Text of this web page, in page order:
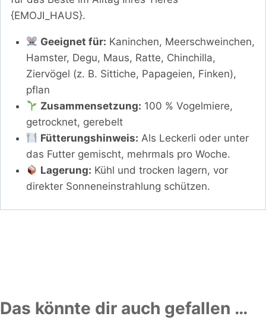
{EMOJI_HAUS}.
Geeignet für: Kaninchen, Meerschweinchen,
Hamster, Degu, Maus, Ratte, Chinchilla,
Ziervögel (z. B. Sittiche, Papageien, Finken),
pflan
Zusammensetzung: 100 % Vogelmiere,
getrocknet, gerebelt
Fütterungshinweis: Als Leckerli oder unter
das Futter gemischt, mehrmals pro Woche.
Lagerung: Kühl und trocken lagern, vor
direkter Sonneneinstrahlung schützen.
Das könnte dir auch gefallen …